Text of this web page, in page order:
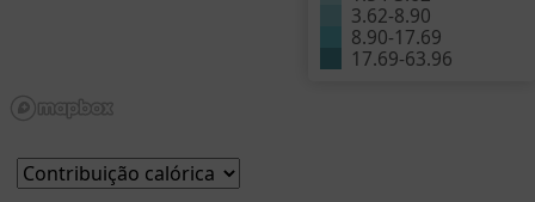
3.62-8.90
8.90-17.69
17.69-63.96